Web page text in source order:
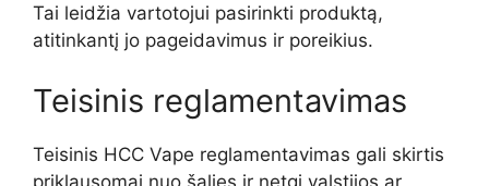
Tai leidžia vartotojui pasirinkti produktą,
atitinkantį jo pageidavimus ir poreikius.
Teisinis reglamentavimas
Teisinis HCC Vape reglamentavimas gali skirtis
priklausomai nuo šalies ir netgi valstijos ar